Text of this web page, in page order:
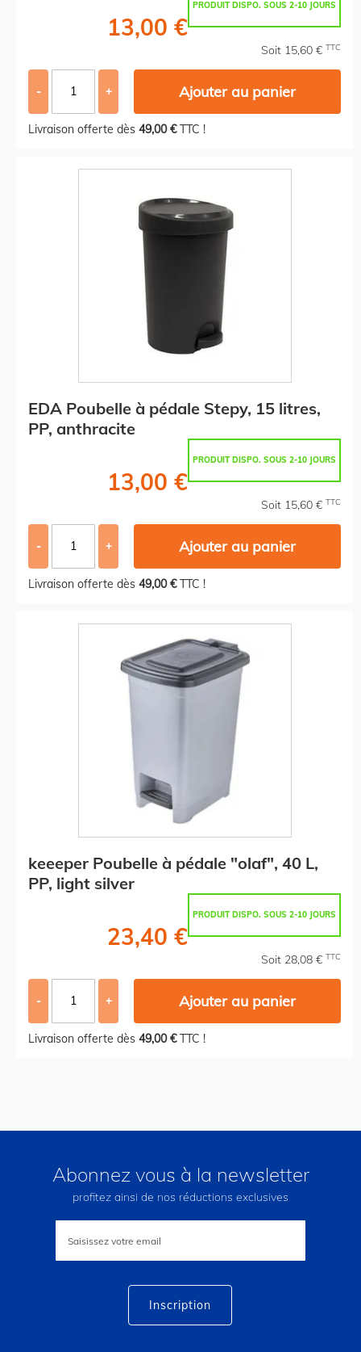
PRODUIT DISPO. SOUS 2-10 JOURS
13,00 €
Soit 15,60 € TTC
- + Ajouter au panier
Livraison offerte dès 49,00 €TTC !
EDA Poubelle à pédale Stepy, 15 litres,
PP, anthracite
PRODUIT DISPO. SOUS 2-10 JOURS
13,00 €
Soit 15,60 € TTC
- + Ajouter au panier
Livraison offerte dès 49,00 €TTC !
keeeper Poubelle à pédale "olaf", 40 L,
PP, light silver
PRODUIT DISPO. SOUS 2-10 JOURS
23,40 €
Soit 28,08 € TTC
- + Ajouter au panier
Livraison offerte dès 49,00 €TTC !
Abonnez vous à la newsletter
profitez ainsi de nos réductions exclusives
lettre
Inscription